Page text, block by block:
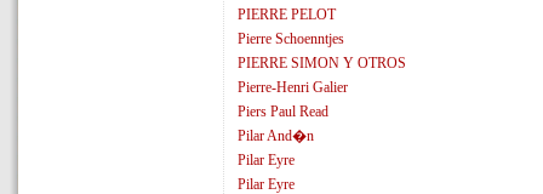
PIERRE PELOT
Pierre Schoenntjes
PIERRE SIMON Y OTROS
Pierre-Henri Galier
Piers Paul Read
Pilar And�n
Pilar Eyre
Pilar Eyre